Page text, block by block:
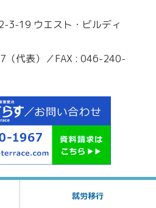
3-19 ウエスト・ビルディ
代表）／FAX : 046-240-
就労移行